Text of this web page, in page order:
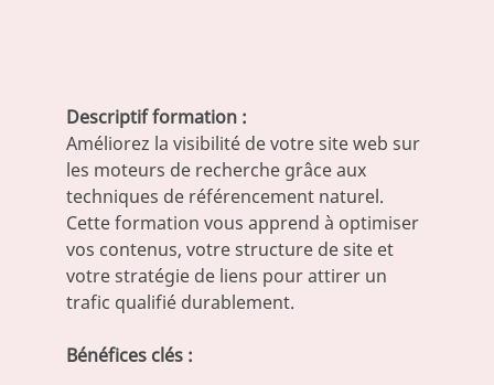
Descriptif formation :
Améliorez la visibilité de votre site web sur
les moteurs de recherche grâce aux
techniques de référencement naturel.
Cette formation vous apprend à optimiser
vos contenus, votre structure de site et
votre stratégie de liens pour attirer un
trafic qualifié durablement.
Bénéfices clés :